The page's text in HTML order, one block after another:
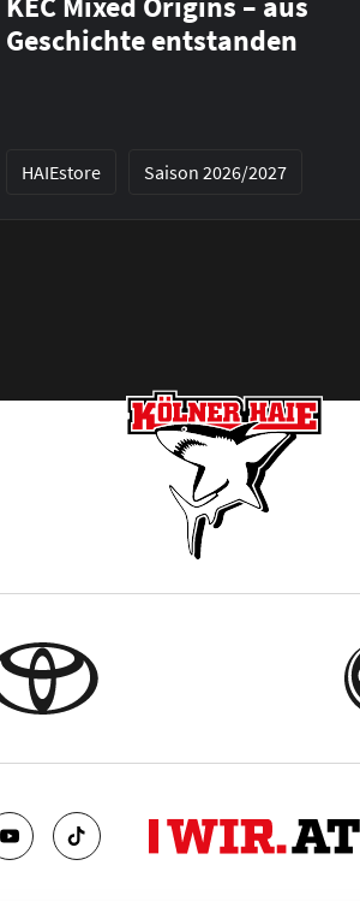
Geschichte entstanden
HAIEstore Saison 2026/2027